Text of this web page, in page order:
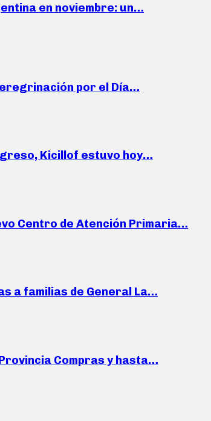
en noviembre: un…
por el Día…
Kicillof estuvo hoy…
Centro de Atención Primaria…
a familias de General La…
Compras y hasta…